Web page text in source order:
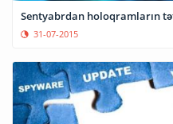
Sentyabrdan holoqramların
31-07-2015